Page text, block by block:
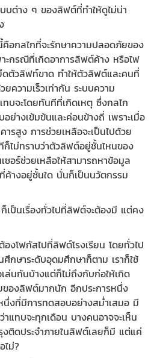
บบต่าง ๆ ของลิฟต์ที่ทำให้ดูไม่น่า
ไกที่จะรักษาความปลอดภัยของ
ะกรณีที่เกิดอาการลิฟต์ค้าง หรือไฟ
ตัวลิฟท์ขาด ทำให้ตัวลิฟต์และคนที่
ความเร็วเท่ากัน ระบบความ
บจะโดยทันทีที่เกิดเหตุ ซึ่งกลไก
ย่างเข้มข้นและค่อนข้างถี่ เพราะเมื่อ
รสูง การช่วยเหลือจะเป็นไปด้วย
ก็ไม่ทราบว่าตัวลิฟต์อยู่ชั้นไหนของ
อร์ช่วยเหลือให้สามารถหาข้อมูล
างอยู่ชั้นใด นั่นก็เป็นนวัตกรรม
เรื่องทั่วไปที่ลิฟต์จะต้องมี แต่คง
กัสไปที่ลิฟต์โรงเรียน โดยทั่วไป
กษาระดับอุดมศึกษาก็ตาม เราก็ใช้
นกันบ้างแต่ก็ไม่ถึงกับก่อให้เกิด
ของลิฟต์มากนัก อีกประการหนึ่ง
งที่มีการทดสอบอย่างสม่ำเสมอ มี
าแทบจะทุกเดือน บางคนอาจจะเห็น
งติดประจำภายในลิฟต์เลยก็มี แต่แค่
ไม่?